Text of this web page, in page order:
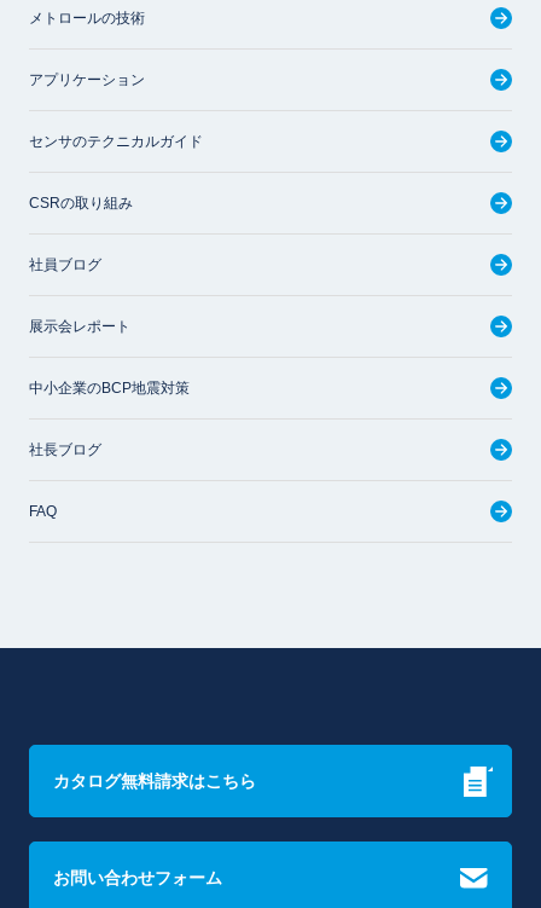
メトロールの技術
アプリケーション
センサのテクニカルガイド
CSRの取り組み
社員ブログ
展示会レポート
中小企業のBCP地震対策
社長ブログ
FAQ
カタログ無料請求はこちら
お問い合わせフォーム